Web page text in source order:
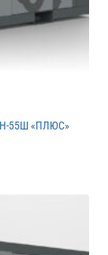
55Ш «ПЛЮС»